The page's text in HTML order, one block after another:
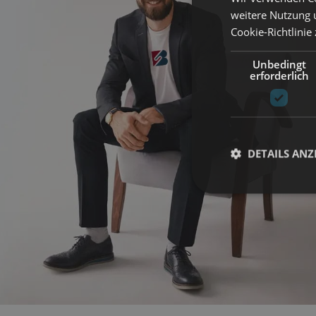
weitere Nutzung
Cookie-Richtlinie
Unbedingt
erforderlich
DETAILS